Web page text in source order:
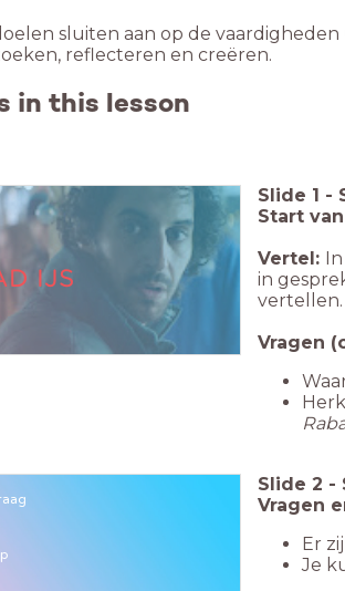
sluiten aan op de
reflecteren en creëren.
in this lesson
IJS
Slide 1 -
Start
Vertel:
in
vertellen.
Vragen
Slide 2 -
Vragen
Er
Je